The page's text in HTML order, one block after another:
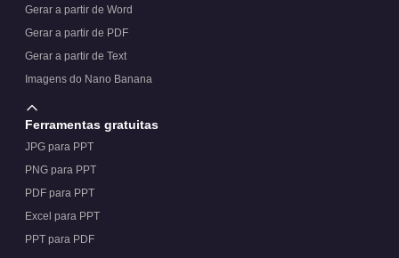
Gerar a partir de Word
Gerar a partir de PDF
Gerar a partir de Text
Imagens do Nano Banana
Ferramentas gratuitas
JPG para PPT
PNG para PPT
PDF para PPT
Excel para PPT
PPT para PDF